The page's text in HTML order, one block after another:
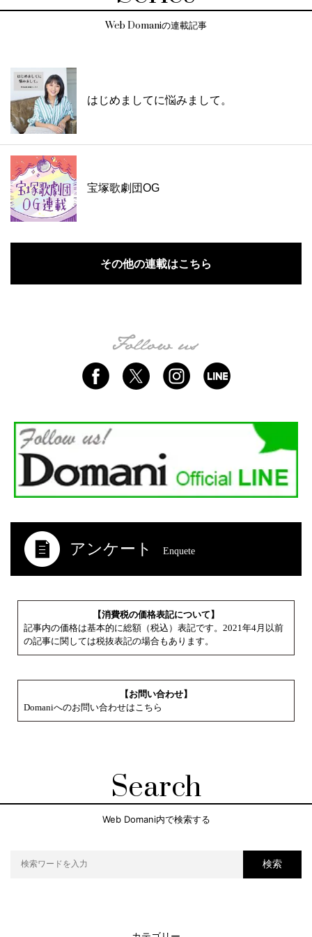
Web Domaniの連載記事
はじめましてに悩みまして。
宝塚歌劇団OG
その他の連載はこちら
アンケート Enquete
【消費税の価格表記について】
記事内の価格は基本的に総額（税込）表記です。2021年4月以前
の記事に関しては税抜表記の場合もあります。
【お問い合わせ】
Domaniへのお問い合わせはこちら
Search
Web Domani内で検索する
検索